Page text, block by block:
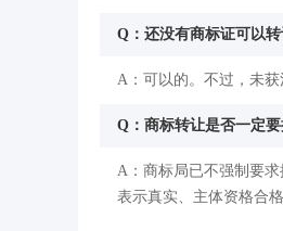
Q：还没有商标证可以转
A：可以的。不过，未
Q：商标转让是否一定
A：商标局已不强制要
表示真实、主体资格合